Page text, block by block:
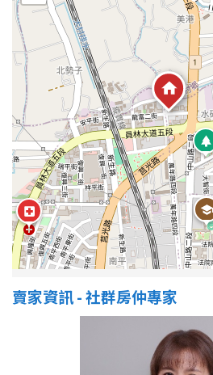
屋齡
不拘
5-10 年
20-30 年
40 年以上
售價
賣家資訊 - 社群房仲專家